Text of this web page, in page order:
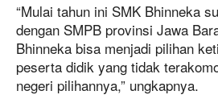
“Mulai tahun ini SMK Bhinneka
dengan SMPB provinsi Jawa
Bhinneka bisa menjadi pilihan
peserta didik yang tidak
negeri pilihannya,” ungkapnya.